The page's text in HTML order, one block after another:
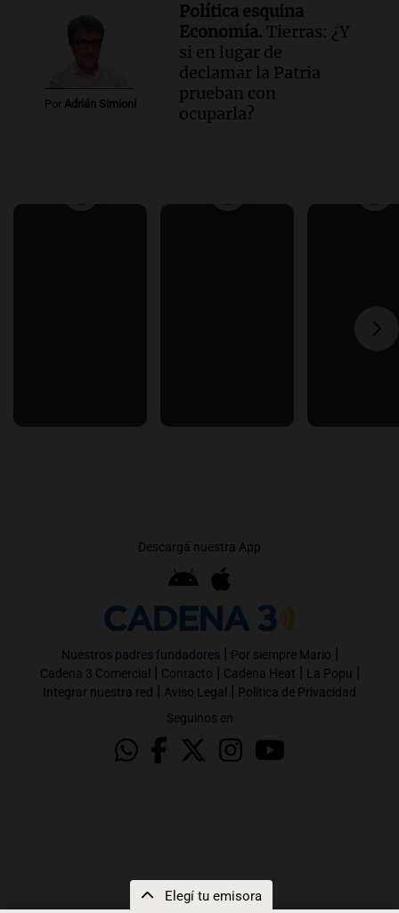
Elegí tu emisora
Por Adrián Simioni
Política esquina
Economía. Tierras: ¿Y
si en lugar de
declamar la Patria
prueban con
ocuparla?
Descargá nuestra App
Nuestros padres fundadores | Por siempre Mario |
Cadena 3 Comercial | Contacto | Cadena Heat | La Popu |
Integrar nuestra red | Aviso Legal | Política de Privacidad
Seguinos en